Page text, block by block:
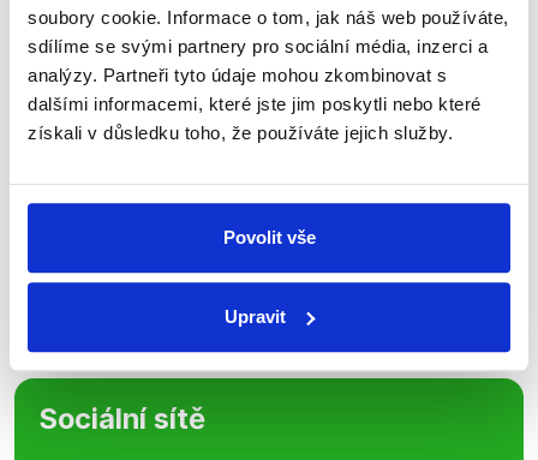
soubory cookie. Informace o tom, jak náš web používáte,
sdílíme se svými partnery pro sociální média, inzerci a
analýzy. Partneři tyto údaje mohou zkombinovat s
dalšími informacemi, které jste jim poskytli nebo které
získali v důsledku toho, že používáte jejich služby.
Povolit vše
Upravit
Přihlaste se k odběru našeho
newsletteru nebowhatsappového
kanálu, kde pravidelně přinášíme
shrnutí nejzajímavějších článků a analýz.
přehled o tom, jaké dezinformace a
nepravdy se zrovna v Česku šíří.
Sociální sítě